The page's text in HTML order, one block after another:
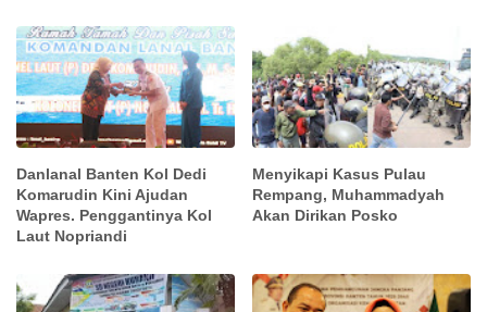
Danlanal Banten Kol Dedi
Komarudin Kini Ajudan
Wapres. Penggantinya Kol
Laut Nopriandi
Menyikapi Kasus Pulau
Rempang, Muhammadyah
Akan Dirikan Posko